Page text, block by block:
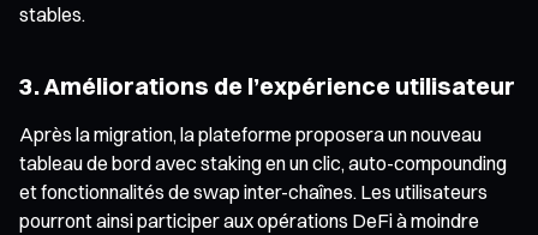
stables.
3. Améliorations de l’expérience utilisateur
Après la migration, la plateforme proposera un nouveau
tableau de bord avec staking en un clic, auto-compounding
et fonctionnalités de swap inter-chaînes. Les utilisateurs
pourront ainsi participer aux opérations DeFi à moindre